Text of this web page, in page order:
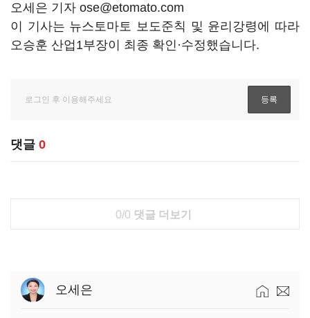
오세은 기자 ose@etomato.com
이 기사는 뉴스토마토 보도준칙 및 윤리강령에 따라
오승훈 산업1부장이 최종 확인·수정했습니다.
댓글 0
0/0 댓글 더보기
오세은